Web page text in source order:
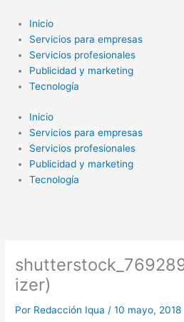
contenido
Inicio
Servicios para empresas
Servicios profesionales
Publicidad y marketing
Tecnología
Inicio
Servicios para empresas
Servicios profesionales
Publicidad y marketing
Tecnología
izer)
Por Redacción Iqua /10 mayo, 2018